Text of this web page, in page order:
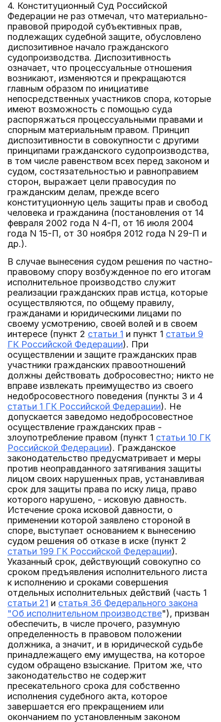
4. Конституционный Суд Российской
Федерации не раз отмечал, что материально-
правовой природой субъективных прав,
подлежащих судебной защите, обусловлено
диспозитивное начало гражданского
судопроизводства. Диспозитивность
означает, что процессуальные отношения
возникают, изменяются и прекращаются
главным образом по инициативе
непосредственных участников спора, которые
имеют возможность с помощью суда
распоряжаться процессуальными правами и
спорным материальным правом. Принцип
диспозитивности в совокупности с другими
принципами гражданского судопроизводства,
в том числе равенством всех перед законом и
судом, состязательностью и равноправием
сторон, выражает цели правосудия по
гражданским делам, прежде всего
конституционную цель защиты прав и свобод
человека и гражданина (постановления от 14
февраля 2002 года N 4-П, от 16 июля 2004
года N 15-П, от 30 ноября 2012 года N 29-П и
др.).
В случае вынесения судом решения по частно-
правовому спору возбужденное по его итогам
исполнительное производство служит
реализации гражданских прав истца, которые
осуществляются, по общему правилу,
гражданами и юридическими лицами по
своему усмотрению, своей волей и в своем
интересе (пункт 2 статьи 1 и пункт 1 статьи 9
ГК Российской Федерации). При
осуществлении и защите гражданских прав
участники гражданских правоотношений
должны действовать добросовестно; никто не
вправе извлекать преимущество из своего
недобросовестного поведения (пункты 3 и 4
статьи 1 ГК Российской Федерации). Не
допускается заведомо недобросовестное
осуществление гражданских прав -
злоупотребление правом (пункт 1 статьи 10 ГК
Российской Федерации). Гражданское
законодательство предусматривает и меры
против неоправданного затягивания защиты
лицом своих нарушенных прав, устанавливая
срок для защиты права по иску лица, право
которого нарушено, - исковую давность.
Истечение срока исковой давности, о
применении которой заявлено стороной в
споре, выступает основанием к вынесению
судом решения об отказе в иске (пункт 2
статьи 199 ГК Российской Федерации).
Указанный срок, действующий совокупно со
сроком предъявления исполнительного листа
к исполнению и сроками совершения
отдельных исполнительных действий (часть 1
статьи 21 и статья 36 Федерального закона
"Об исполнительном производстве"), призван
обеспечить, в числе прочего, разумную
определенность в правовом положении
должника, а значит, и в юридической судьбе
принадлежащего ему имущества, на которое
судом обращено взыскание. Притом же, что
законодательство не содержит
пресекательного срока для собственно
исполнения судебного акта, которое
завершается его прекращением или
окончанием по установленным законом